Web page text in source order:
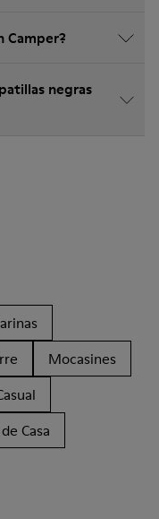
Camper?
negras
Mocasines
Casa